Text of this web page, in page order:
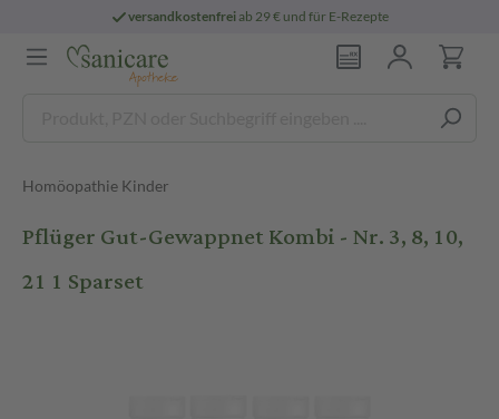
versandkostenfreiab 29 € und für E-Rezepte
Homöopathie Kinder
Pflüger Gut-Gewappnet Kombi - Nr. 3, 8, 10,
21 1 Sparset